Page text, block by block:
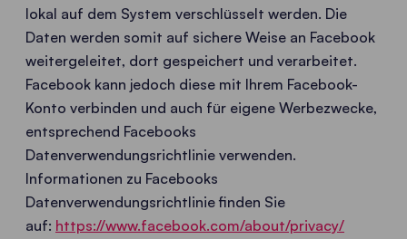
lokal auf dem System verschlüsselt werden. Die
Daten werden somit auf sichere Weise an Facebook
weitergeleitet, dort gespeichert und verarbeitet.
Facebook kann jedoch diese mit Ihrem Facebook-
Konto verbinden und auch für eigene Werbezwecke,
entsprechend Facebooks
Datenverwendungsrichtlinie verwenden.
Informationen zu Facebooks
Datenverwendungsrichtlinie finden Sie
auf: https://www.facebook.com/about/privacy/